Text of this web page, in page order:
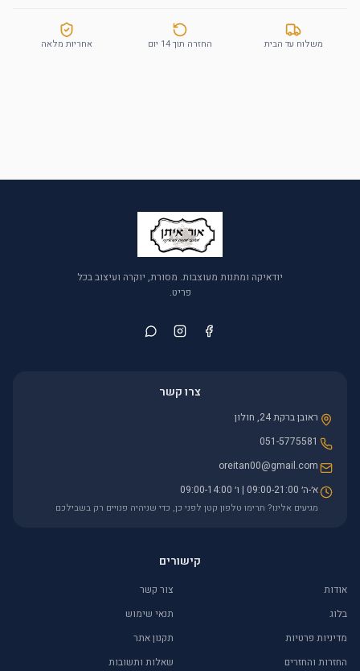
משלוח עד הבית החזרה תוך 14 יום אחריות מלאה
יודאיקה ומתנות מעוצבות. מסורת, יוקרה ועיצוב בכל
פריט.
צרו קשר
ראובן ברקת 24, חולון
051-5775581
oreitan00@gmail.com
א׳-ה׳ 09:00-21:00 | ו׳ 09:00-14:00
מגיעים אלינו? תרימו טלפון קטן לפני כן, כדי שניהיה פנויים רק בשבילכם
קישורים
אודות
צור קשר
בלוג
תנאי שימוש
מדיניות פרטיות
תקנון אתר
החזרות והחזרים
שאלות ותשובות